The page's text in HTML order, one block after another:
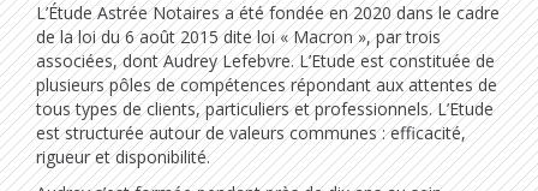
L’Étude Astrée Notaires a été fondée en 2020 dans le cadre
de la loi du 6 août 2015 dite loi « Macron », par trois
associées, dont Audrey Lefebvre. L’Etude est constituée de
plusieurs pôles de compétences répondant aux attentes de
tous types de clients, particuliers et professionnels. L’Etude
est structurée autour de valeurs communes : efficacité,
rigueur et disponibilité.